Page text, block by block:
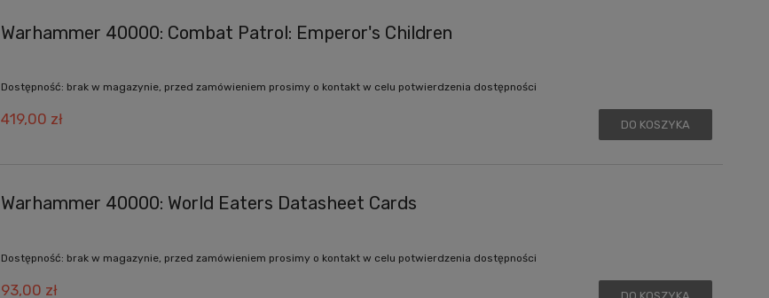
Warhammer 40000: Combat Patrol: Emperor's Children
Dostępność: brak w magazynie, przed zamówieniem prosimy o kontakt w celu potwierdzenia dostępności
419,00 zł DO KOSZYKA
Warhammer 40000: World Eaters Datasheet Cards
Dostępność: brak w magazynie, przed zamówieniem prosimy o kontakt w celu potwierdzenia dostępności
93,00 zł